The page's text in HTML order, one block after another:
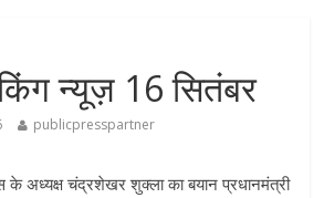
न्यूज़ 16 सितंबर
publicpresspartner
के अध्यक्ष चंद्रशेखर शुक्ला का बयान प्रधानमंत्री